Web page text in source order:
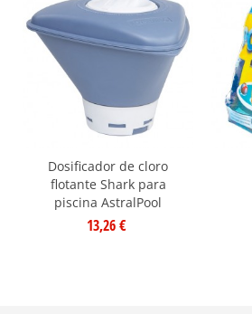
Dosificador de cloro
flotante Shark para
piscina AstralPool
13,26 €